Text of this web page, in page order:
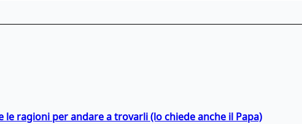
ragioni per andare a trovarli (lo chiede anche il Papa)